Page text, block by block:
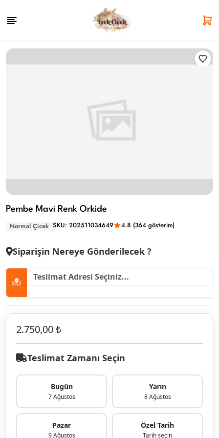
Pembe Mavi Renk Orkide
Normal Çicek SKU: 202511034649 4.8 (364 gösterim)
Siparişin Nereye Gönderilecek ?
2.750,00 ₺
Teslimat Zamanı Seçin
Bugün
7 Ağustos
Yarın
8 Ağustos
Pazar
9 Ağustos
Özel Tarih
Tarih seçin